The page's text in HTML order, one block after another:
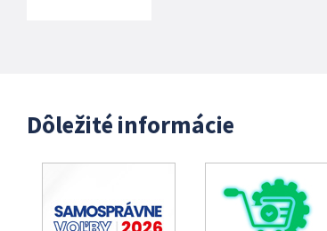
Dôležité informácie